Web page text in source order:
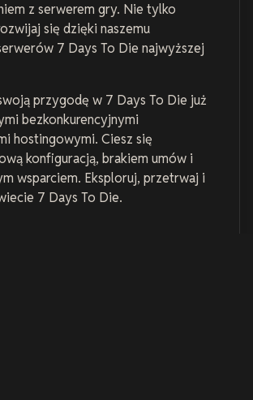
z serwerem gry. Nie tylko
się dzięki naszemu
7 Days To Die najwyższej
przygodę w 7 Days To Die już
bezkonkurencyjnymi
hostingowymi. Ciesz się
konfiguracją, brakiem umów i
wsparciem. Eksploruj, przetrwaj i
7 Days To Die.